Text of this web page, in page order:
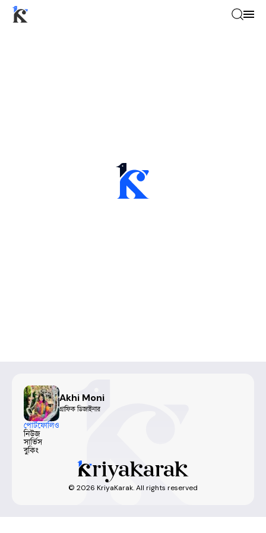
Akhi Moni
গ্রাফিক ডিজাইনার
পোর্টফোলিও
নিউজ
সার্ভিস
বুকিং
© 2026 KriyaKarak. All rights reserved